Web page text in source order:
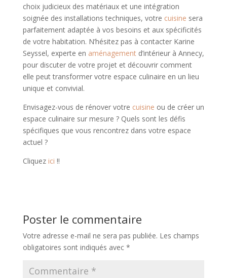
choix judicieux des matériaux et une intégration
soignée des installations techniques, votre cuisine sera
parfaitement adaptée à vos besoins et aux spécificités
de votre habitation. N’hésitez pas à contacter Karine
Seyssel, experte en aménagementd’intérieur à Annecy,
pour discuter de votre projet et découvrir comment
elle peut transformer votre espace culinaire en un lieu
unique et convivial.
Envisagez-vous de rénover votre cuisine ou de créer un
espace culinaire sur mesure ? Quels sont les défis
spécifiques que vous rencontrez dans votre espace
actuel ?
Cliquez ici !!
Poster le commentaire
Votre adresse e-mail ne sera pas publiée. Les champs
obligatoires sont indiqués avec *